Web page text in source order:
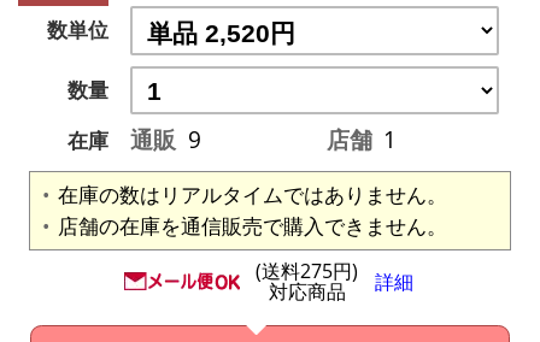
数単位
数量
在庫
通販 9 店舗 1
在庫の数はリアルタイムではありません。
店舗の在庫を通信販売で購入できません。
(送料275円)
対応商品 詳細